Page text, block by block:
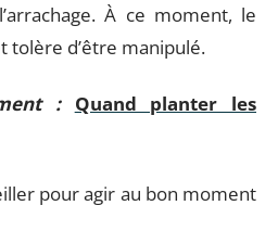
À ce moment, le
tolère d’être manipulé.
:
Quand planter les
pour agir au bon moment